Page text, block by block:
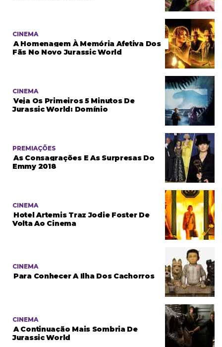
CINEMA
A Homenagem À Memória Afetiva Dos
Fãs No Novo Jurassic World
CINEMA
Veja Os Primeiros 5 Minutos De
Jurassic World: Domínio
PREMIAÇÕES
As Consagrações E As Surpresas Do
Emmy 2018
CINEMA
Hotel Artemis Traz Jodie Foster De
Volta Ao Cinema
CINEMA
Para Conhecer A Ilha Dos Cachorros
CINEMA
A Continuação Mais Sombria De
Jurassic World